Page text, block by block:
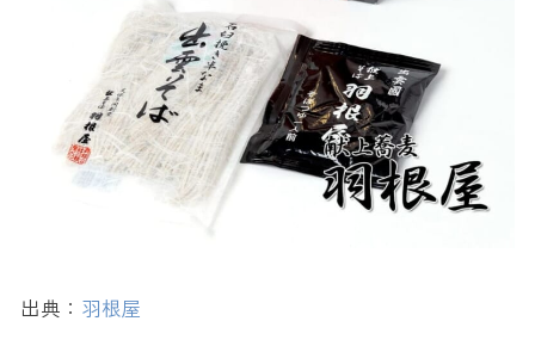
出典： 羽根屋